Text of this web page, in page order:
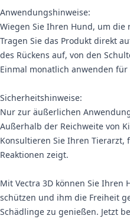
Anwendungshinweise:
Wiegen Sie Ihren Hund, um
Tragen Sie das Produkt direkt
des Rückens auf, von den
Einmal monatlich anwenden
Sicherheitshinweise:
Nur zur äußerlichen
Außerhalb der Reichweite von
Konsultieren Sie Ihren
Reaktionen zeigt.
Mit Vectra 3D können Sie Ihren
schützen und ihm die Freiheit
Schädlinge zu genießen. Jetzt